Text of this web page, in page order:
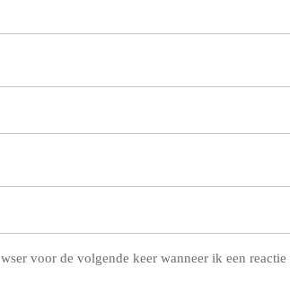
voor de volgende keer wanneer ik een reactie